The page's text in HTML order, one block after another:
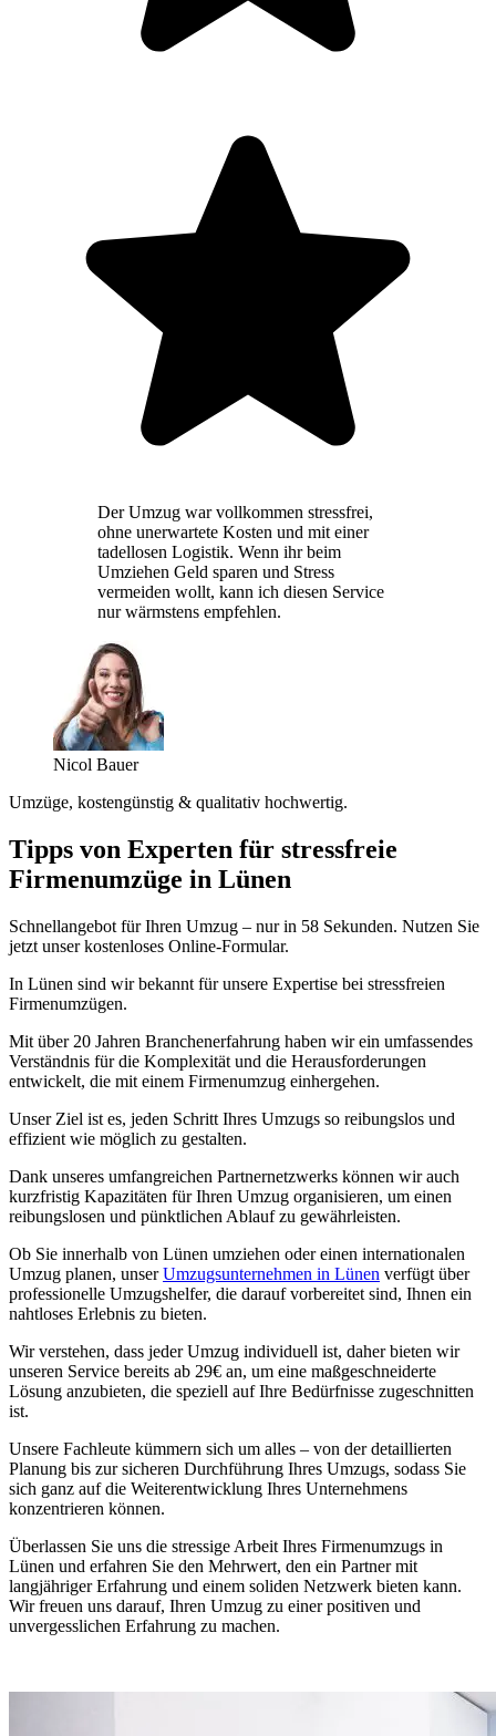
Der Umzug war vollkommen stressfrei,
ohne unerwartete Kosten und mit einer
tadellosen Logistik. Wenn ihr beim
Umziehen Geld sparen und Stress
vermeiden wollt, kann ich diesen Service
nur wärmstens empfehlen.
Nicol Bauer
Umzüge, kostengünstig & qualitativ hochwertig.
Tipps von Experten für stressfreie
Firmenumzüge in Lünen
Schnellangebot für Ihren Umzug – nur in 58 Sekunden. Nutzen Sie
jetzt unser kostenloses Online-Formular.
In Lünen sind wir bekannt für unsere Expertise bei stressfreien
Firmenumzügen.
Mit über 20 Jahren Branchenerfahrung haben wir ein umfassendes
Verständnis für die Komplexität und die Herausforderungen
entwickelt, die mit einem Firmenumzug einhergehen.
Unser Ziel ist es, jeden Schritt Ihres Umzugs so reibungslos und
effizient wie möglich zu gestalten.
Dank unseres umfangreichen Partnernetzwerks können wir auch
kurzfristig Kapazitäten für Ihren Umzug organisieren, um einen
reibungslosen und pünktlichen Ablauf zu gewährleisten.
Ob Sie innerhalb von Lünen umziehen oder einen internationalen
Umzug planen, unserUmzugsunternehmen in Lünen verfügt über
professionelle Umzugshelfer, die darauf vorbereitet sind, Ihnen ein
nahtloses Erlebnis zu bieten.
Wir verstehen, dass jeder Umzug individuell ist, daher bieten wir
unseren Service bereits ab 29€ an, um eine maßgeschneiderte
Lösung anzubieten, die speziell auf Ihre Bedürfnisse zugeschnitten
ist.
Unsere Fachleute kümmern sich um alles – von der detaillierten
Planung bis zur sicheren Durchführung Ihres Umzugs, sodass Sie
sich ganz auf die Weiterentwicklung Ihres Unternehmens
konzentrieren können.
Überlassen Sie uns die stressige Arbeit Ihres Firmenumzugs in
Lünen und erfahren Sie den Mehrwert, den ein Partner mit
langjähriger Erfahrung und einem soliden Netzwerk bieten kann.
Wir freuen uns darauf, Ihren Umzug zu einer positiven und
unvergesslichen Erfahrung zu machen.